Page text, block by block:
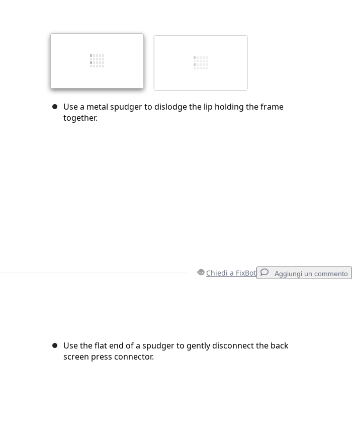
Use a metal spudger to dislodge the lip holding the frame
together.
Chiedi a FixBot Aggiungi un commento
Use the flat end of a spudger to gently disconnect the back
screen press connector.